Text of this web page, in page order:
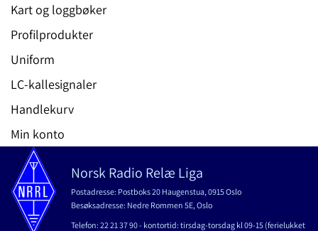
Kart og loggbøker
Profilprodukter
Uniform
LC-kallesignaler
Handlekurv
Min konto
Norsk Radio Relæ Liga
Postadresse: Postboks 20 Haugenstua, 0915 Oslo
Besøksadresse: Nedre Rommen 5E, Oslo
Telefon: 22 21 37 90 - kontortid: tirsdag-torsdag kl 09-15 (ferielukket